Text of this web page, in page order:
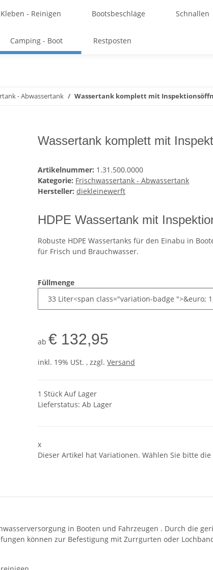
Kleben - Reinigen Bootsbeschläge Schnallen
Camping - Boot Restposten
- Abwassertank Wassertank komplett mit
Wassertank komplett mit
Artikelnummer: 1.31.500.0000
Kategorie: Frischwassertank - Abwassertank
Hersteller: diekleinewerft
HDPE Wassertank mit
Robuste HDPE Wassertanks für den Einabu in
für Frisch und Brauchwasser.
Füllmenge
ab € 132,95
inkl. 19% USt. , zzgl. Versand
1 Stück Auf Lager
Lieferstatus: Ab Lager
x
Dieser Artikel hat Variationen. Wählen Sie bitte
in Booten und Fahrzeugen . Durch die
können zur Befestigung mit Zurrgurten oder